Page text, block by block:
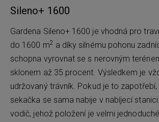
Sileno+ 1600
Gardena Sileno+ 1600 je vhodná pro
do 1600 m2 a díky silnému pohonu
schopna vyrovnat se s nerovným
sklonem až 35 procent. Výsledkem je
udržovaný trávník. Pokud je to
sekačka se sama nabije v nabíjecí
vodič, jehož položení je velmi